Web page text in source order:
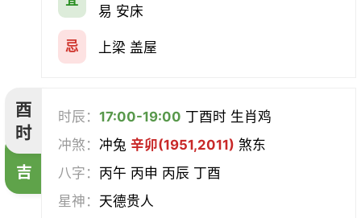
易 安床
忌 上梁 盖屋
酉
时
吉
时辰：17:00-19:00 丁酉时 生肖鸡
冲煞：冲兔辛卯(1951,2011) 煞东
八字： 丙午 丙申 丙辰 丁酉
星神： 天德贵人